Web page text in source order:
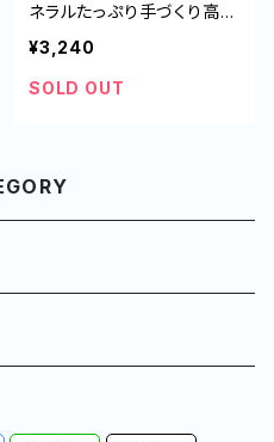
ネラルたっぷり手づくり高級
天日塩『健好の塩』1kg
¥3,240
SOLD OUT